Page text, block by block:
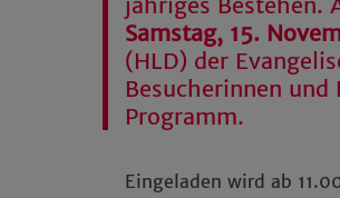
Samstag, 15.
(HLD) der
Besucherinnen
Programm.
Eingeladen wird ab